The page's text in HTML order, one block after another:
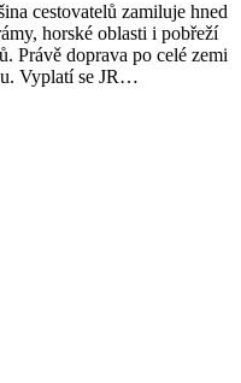
cestovatelů zamiluje hned
horské oblasti i pobřeží
Právě doprava po celé zemi
Vyplatí se JR…